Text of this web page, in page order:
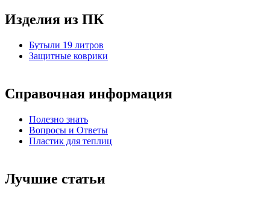
Изделия из ПК
Бутыли 19 литров
Защитные коврики
Справочная информация
Полезно знать
Вопросы и Ответы
Пластик для теплиц
Лучшие статьи